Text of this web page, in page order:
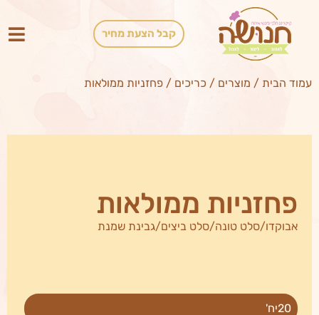
קבל הצעת מחיר
עמוד הבית / מוצרים / כריכים / פחזניות ממולאות
פחזניות ממולאות
אבוקדו/סלט טונה/סלט ביצים/גבינת שמנת
20יח'